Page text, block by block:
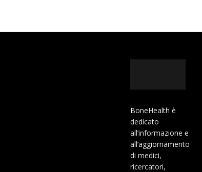
BoneHealth è
dedicato
all’informazione e
all’aggiornamento
di medici,
ricercatori,